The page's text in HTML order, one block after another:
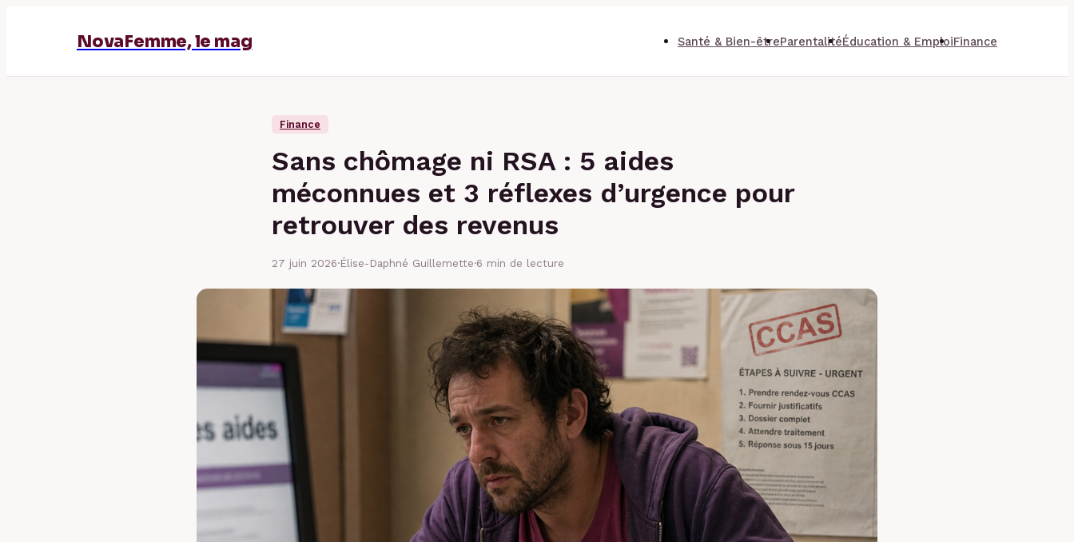
NovaFemme, le mag Santé & Bien-êtreParentalitéÉducation & EmploiFinance
Finance
Sans chômage ni RSA : 5 aides
méconnues et 3 réflexes d’urgence pour
retrouver des revenus
27 juin 2026·Élise-Daphné Guillemette·6 min de lecture